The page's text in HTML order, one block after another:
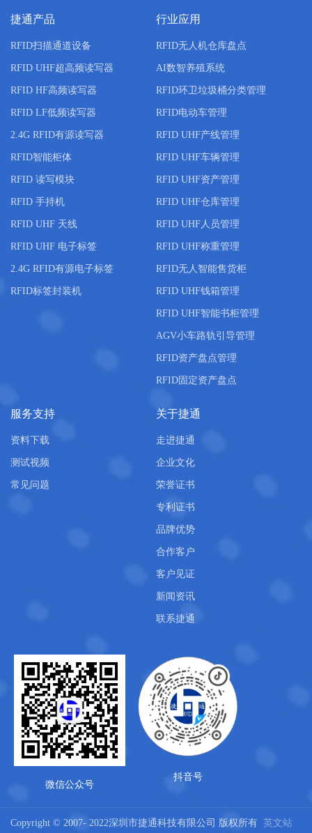
捷通产品
RFID扫描通道设备
RFID UHF超高频读写器
RFID HF高频读写器
RFID LF低频读写器
2.4G RFID有源读写器
RFID智能柜体
RFID 读写模块
RFID 手持机
RFID UHF 天线
RFID UHF 电子标签
2.4G RFID有源电子标签
RFID标签封装机
行业应用
RFID无人机仓库盘点
AI数智养殖系统
RFID环卫垃圾桶分类管理
RFID电动车管理
RFID UHF产线管理
RFID UHF车辆管理
RFID UHF资产管理
RFID UHF仓库管理
RFID UHF人员管理
RFID UHF称重管理
RFID无人智能售货柜
RFID UHF钱箱管理
RFID UHF智能书柜管理
AGV小车路轨引导管理
RFID资产盘点管理
RFID固定资产盘点
服务支持
资料下载
测试视频
常见问题
关于捷通
走进捷通
企业文化
荣誉证书
专利证书
品牌优势
合作客户
客户见证
新闻资讯
联系捷通
微信公众号
抖音号
Copyright © 2007- 2022深圳市捷通科技有限公司 版权所有 英文站